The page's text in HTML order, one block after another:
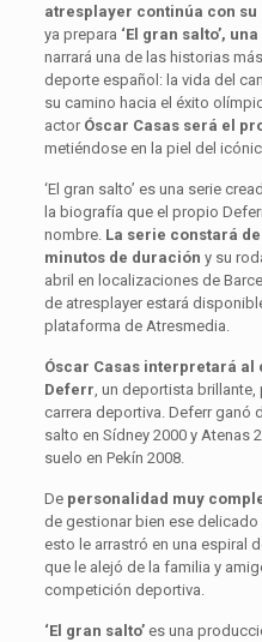
atresplayer continúa con
ya prepara ‘El gran salto’,
narrará una de las historias
deporte español: la vida del
su camino hacia el éxito
actor Óscar Casas será el
metiéndose en la piel del
‘El gran salto’ es una serie
la biografía que el propio
nombre. La serie constará
minutos de duración y su
abril en localizaciones de
de atresplayer estará
plataforma de Atresmedia.
Óscar Casas interpretará
Deferr , un deportista
carrera deportiva. Deferr ganó
salto en Sídney 2000 y Atenas
suelo en Pekín 2008.
De personalidad muy
de gestionar bien ese
esto le arrastró en una espiral
que le alejó de la familia y
competición deportiva.
‘El gran salto’es una